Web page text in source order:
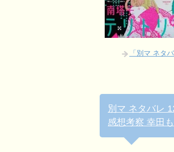
「別マ ネタ
別マ ネタバレ
感想考察 幸田